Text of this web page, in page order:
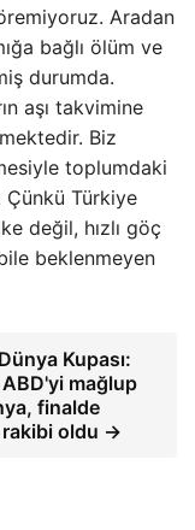
Aradan
bağlı ölüm ve
durumda.
aşı takvimine
Biz
toplumdaki
Çünkü Türkiye
değil, hızlı göç
beklenmeyen
Kupası:
ABD'yi mağlup
finalde
rakibi oldu →